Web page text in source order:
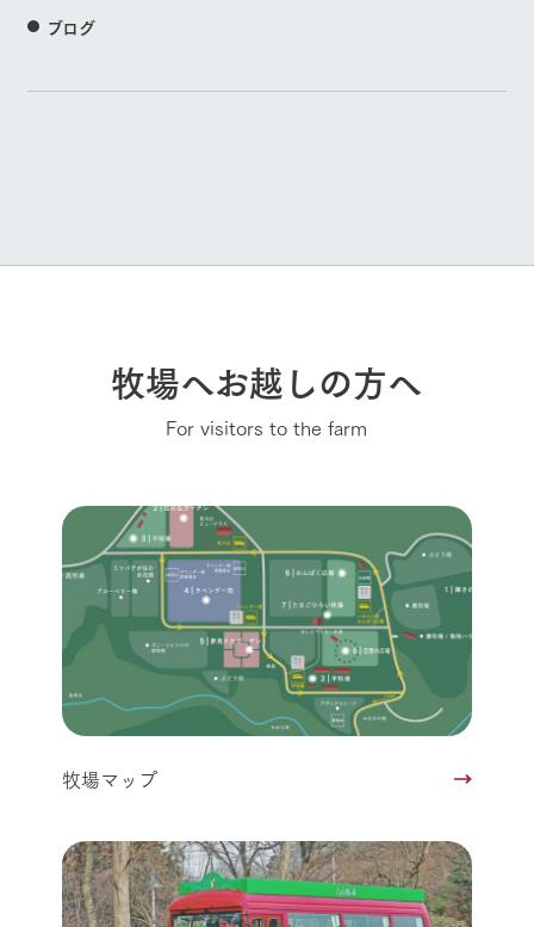
ブログ
牧場へお越しの方へ
For visitors to the farm
牧場マップ